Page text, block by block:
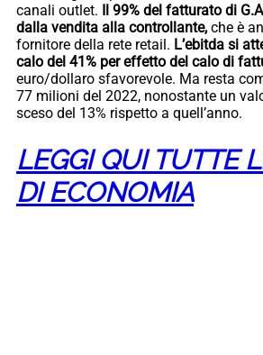
canali outlet.
Il 99% del fatturato di
dalla vendita alla controllante, che è
fornitore della rete retail. L’ebitda si
calo del 41% per effetto del calo di
euro/dollaro sfavorevole. Ma resta
77 milioni del 2022, nonostante un
sceso del 13% rispetto a quell’anno.
LEGGI QUI TUTTE
DI ECONOMIA